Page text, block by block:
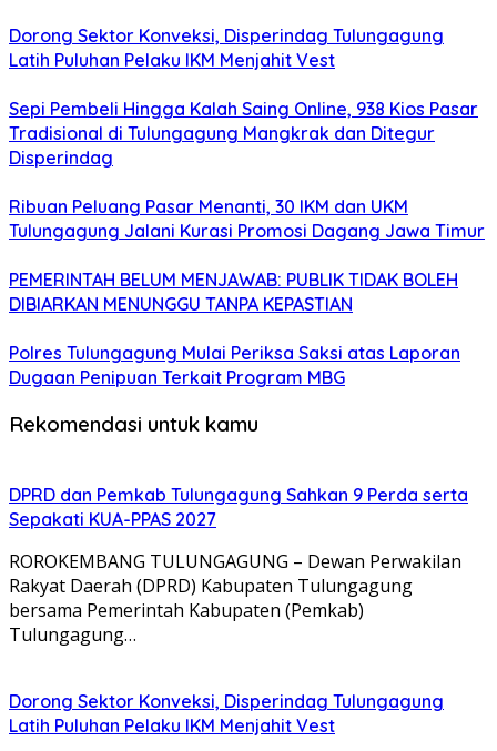
Dorong Sektor Konveksi, Disperindag Tulungagung
Latih Puluhan Pelaku IKM Menjahit Vest
Sepi Pembeli Hingga Kalah Saing Online, 938 Kios Pasar
Tradisional di Tulungagung Mangkrak dan Ditegur
Disperindag
Ribuan Peluang Pasar Menanti, 30 IKM dan UKM
Tulungagung Jalani Kurasi Promosi Dagang Jawa Timur
PEMERINTAH BELUM MENJAWAB: PUBLIK TIDAK BOLEH
DIBIARKAN MENUNGGU TANPA KEPASTIAN
Polres Tulungagung Mulai Periksa Saksi atas Laporan
Dugaan Penipuan Terkait Program MBG
Rekomendasi untuk kamu
DPRD dan Pemkab Tulungagung Sahkan 9 Perda serta
Sepakati KUA-PPAS 2027
ROROKEMBANG TULUNGAGUNG – Dewan Perwakilan
Rakyat Daerah (DPRD) Kabupaten Tulungagung
bersama Pemerintah Kabupaten (Pemkab)
Tulungagung…
Dorong Sektor Konveksi, Disperindag Tulungagung
Latih Puluhan Pelaku IKM Menjahit Vest